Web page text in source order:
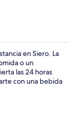
en Siero. La
o un
las 24 horas
con una bebida